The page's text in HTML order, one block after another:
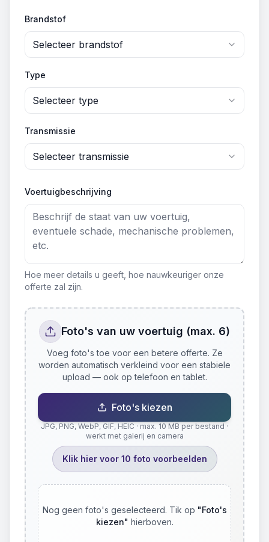
Brandstof
Selecteer brandstof
Type
Selecteer type
Transmissie
Selecteer transmissie
Voertuigbeschrijving
Hoe meer details u geeft, hoe nauwkeuriger onze
offerte zal zijn.
Foto's van uw voertuig (max. 6)
Voeg foto's toe voor een betere offerte. Ze
worden automatisch verkleind voor een stabiele
upload — ook op telefoon en tablet.
Foto's kiezen
JPG, PNG, WebP, GIF, HEIC · max. 10 MB per bestand ·
werkt met galerij en camera
Klik hier voor 10 foto voorbeelden
Nog geen foto's geselecteerd. Tik op "Foto's
kiezen" hierboven.